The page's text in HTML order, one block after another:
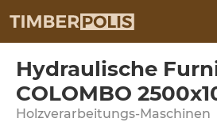
Hydraulische
COLOMBO
Holzverarbeitungs-Maschinen